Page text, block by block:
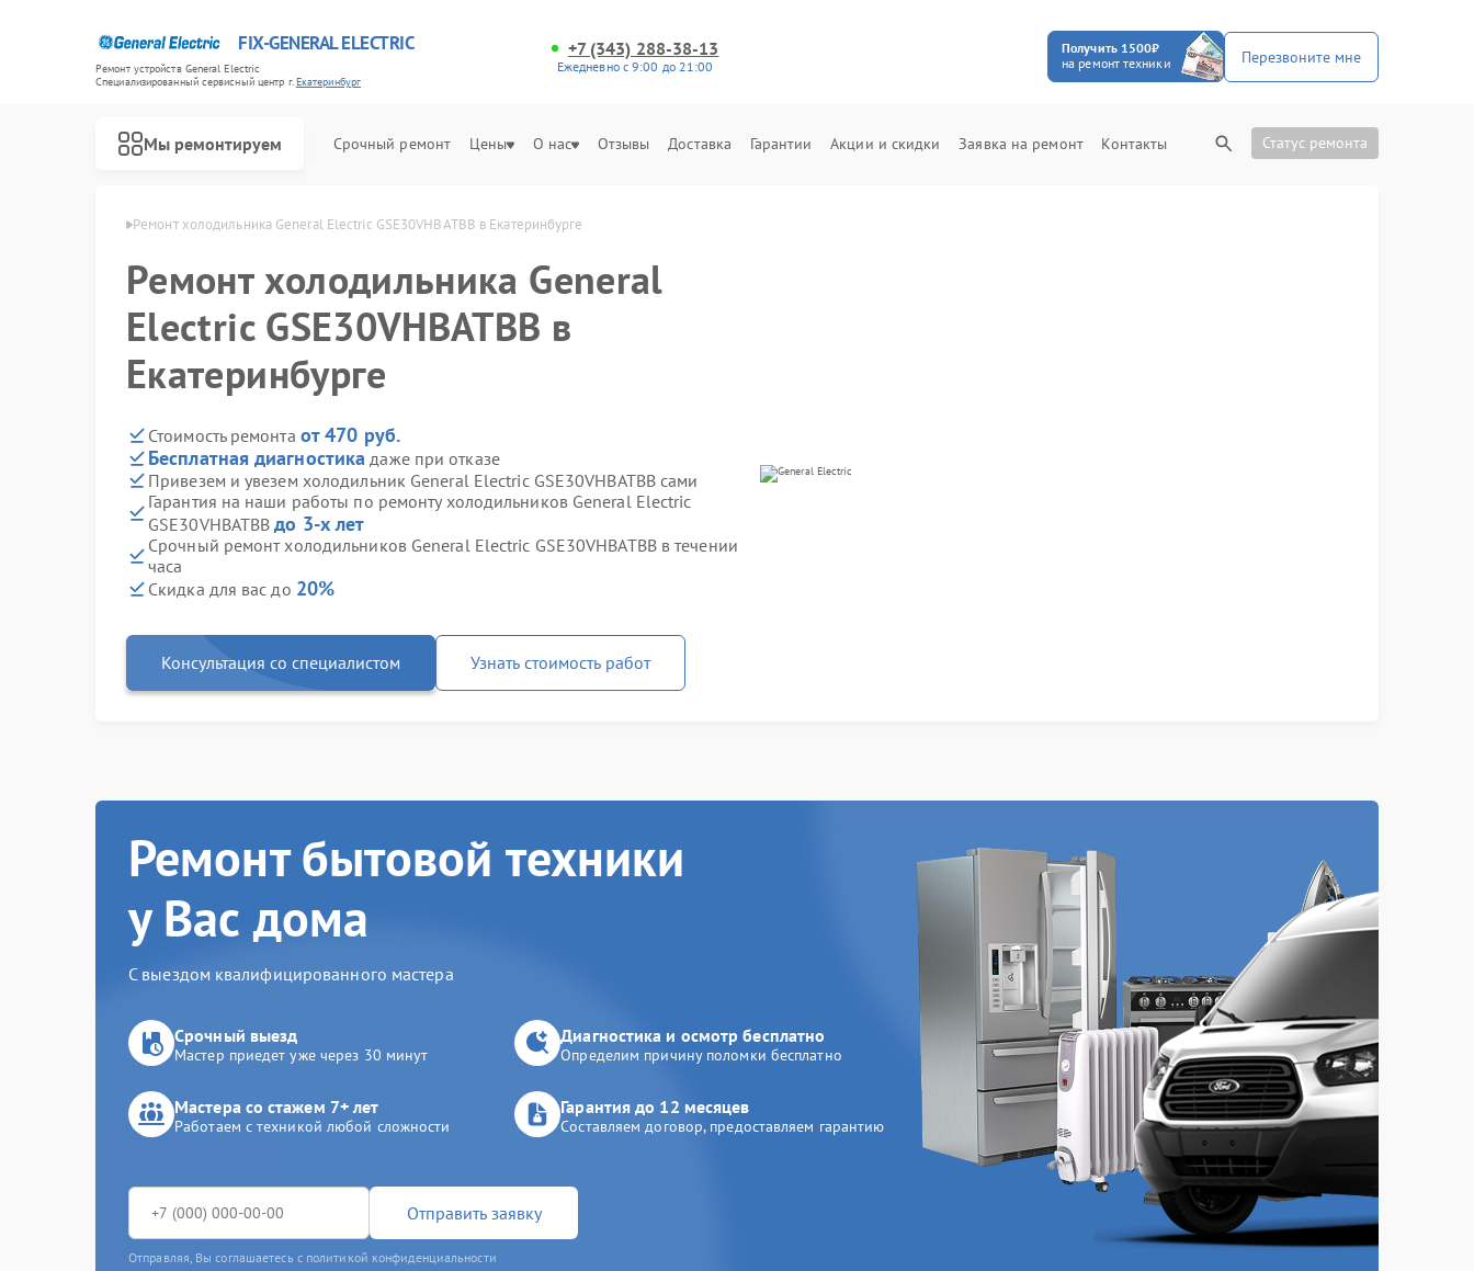
FIX-GENERAL ELECTRIC
Ремонт устройств General Electric
Специализированный cервисный центр г.Екатеринбург
+7 (343) 288-38-13
Ежедневно с 9:00 до 21:00
Получить 1500₽
на ремонт техники
Перезвоните мне
Мы ремонтируем Срочный ремонт Цены О нас Отзывы Доставка Гарантии Акции и скидки Заявка на ремонт Контакты Статус ремонта
в Екатеринбурге Ремонт холодильника General Electric GSE30VHBATBB в Екатеринбурге
Ремонт холодильника General
Electric GSE30VHBATBB в
Екатеринбурге
Стоимость ремонта от 470 руб.
Бесплатная диагностика даже при отказе
Привезем и увезем холодильник General Electric GSE30VHBATBB сами
Гарантия на наши работы по ремонту холодильников General Electric
GSE30VHBATBBдо 3-х лет
Срочный ремонт холодильников General Electric GSE30VHBATBB в течении
часа
Скидка для вас до 20%
Консультация со специалистом Узнать стоимость работ
Ремонт бытовой техники
у Вас дома
С выездом квалифицированного мастера
Срочный выезд
Мастер приедет уже через 30 минут
Диагностика и осмотр бесплатно
Определим причину поломки бесплатно
Мастера со стажем 7+ лет
Работаем с техникой любой сложности
Гарантия до 12 месяцев
Составляем договор, предоставляем гарантию
Отправить заявку
Отправляя, Вы соглашаетесь с политикой конфиденциальности